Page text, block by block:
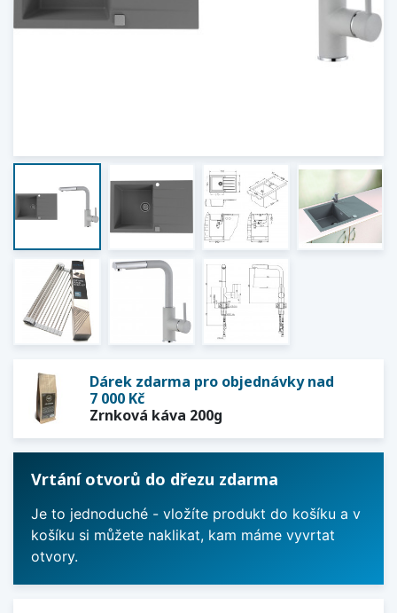
Dárek zdarma pro objednávky nad
7 000 Kč
Zrnková káva 200g
Vrtání otvorů do dřezu zdarma
Je to jednoduché - vložíte produkt do košíku a v
košíku si můžete naklikat, kam máme vyvrtat
otvory.